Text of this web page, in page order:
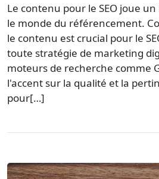
Le contenu pour le SEO joue
le monde du référencement.
le contenu est crucial pour le
toute stratégie de marketing
moteurs de recherche comme
l'accent sur la qualité et la
pour[…]